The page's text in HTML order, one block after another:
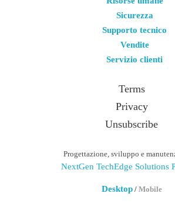
Sicurezza
Supporto tecnico
Vendite
Servizio clienti
Terms
Privacy
Unsubscribe
Progettazione, sviluppo e
NextGen TechEdge Solutions
Desktop/ Mobile